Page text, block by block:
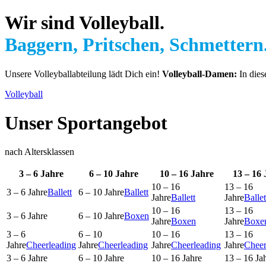
Wir sind Volleyball.
Baggern, Pritschen,
Unsere Volleyballabteilung lädt Dich ein! Volleyball-Damen: In
Volleyball
Unser Sportangebot
nach Altersklassen
3 – 6 Jahre 6 – 10 Jahre 10 – 16 Jahre
13 – 16
Ballett
Ballett
Ballett
Boxen
Boxen
Cheerleading Cheerleading Cheerleading